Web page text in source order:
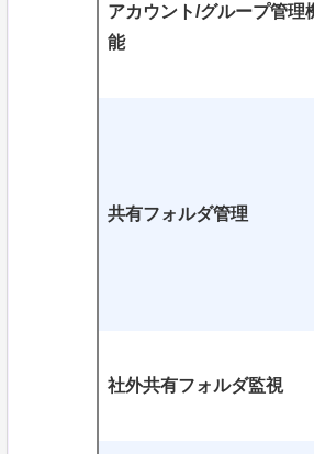
アカウント/グループ管理
能
共有フォルダ管理
社外共有フォルダ監視